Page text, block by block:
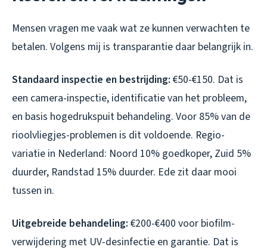
Mensen vragen me vaak wat ze kunnen verwachten te
betalen. Volgens mij is transparantie daar belangrijk in.
Standaard inspectie en bestrijding: €50-€150. Dat is
een camera-inspectie, identificatie van het probleem,
en basis hogedrukspuit behandeling. Voor 85% van de
rioolvliegjes-problemen is dit voldoende. Regio-
variatie in Nederland: Noord 10% goedkoper, Zuid 5%
duurder, Randstad 15% duurder. Ede zit daar mooi
tussen in.
Uitgebreide behandeling: €200-€400 voor biofilm-
verwijdering met UV-desinfectie en garantie. Dat is